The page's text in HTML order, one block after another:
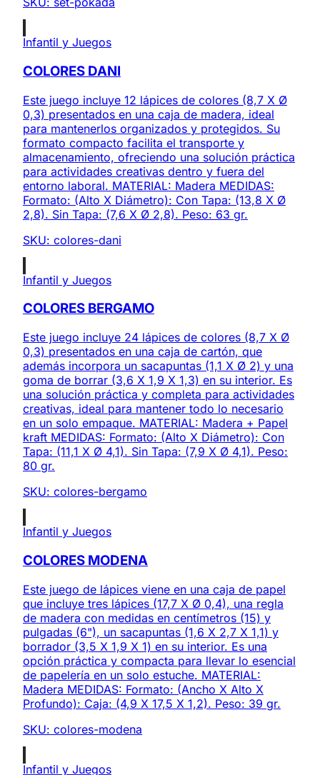
Infantil y Juegos
COLORES DANI
Este juego incluye 12 lápices de colores (8,7 X Ø
0,3) presentados en una caja de madera, ideal
para mantenerlos organizados y protegidos. Su
formato compacto facilita el transporte y
almacenamiento, ofreciendo una solución práctica
para actividades creativas dentro y fuera del
entorno laboral. MATERIAL: Madera MEDIDAS:
Formato: (Alto X Diámetro): Con Tapa: (13,8 X Ø
2,8). Sin Tapa: (7,6 X Ø 2,8). Peso: 63 gr.
SKU: colores-dani
Infantil y Juegos
COLORES BERGAMO
Este juego incluye 24 lápices de colores (8,7 X Ø
0,3) presentados en una caja de cartón, que
además incorpora un sacapuntas (1,1 X Ø 2) y una
goma de borrar (3,6 X 1,9 X 1,3) en su interior. Es
una solución práctica y completa para actividades
creativas, ideal para mantener todo lo necesario
en un solo empaque. MATERIAL: Madera + Papel
kraft MEDIDAS: Formato: (Alto X Diámetro): Con
Tapa: (11,1 X Ø 4,1). Sin Tapa: (7,9 X Ø 4,1). Peso:
80 gr.
SKU: colores-bergamo
Infantil y Juegos
COLORES MODENA
Este juego de lápices viene en una caja de papel
que incluye tres lápices (17,7 X Ø 0,4), una regla
de madera con medidas en centímetros (15) y
pulgadas (6"), un sacapuntas (1,6 X 2,7 X 1,1) y
borrador (3,5 X 1,9 X 1) en su interior. Es una
opción práctica y compacta para llevar lo esencial
de papelería en un solo estuche. MATERIAL:
Madera MEDIDAS: Formato: (Ancho X Alto X
Profundo): Caja: (4,9 X 17,5 X 1,2). Peso: 39 gr.
SKU: colores-modena
Infantil y Juegos